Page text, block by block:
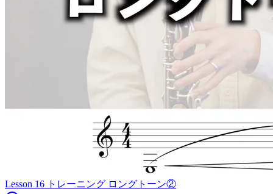
Lesson 16 トレーニング ロングトーン②